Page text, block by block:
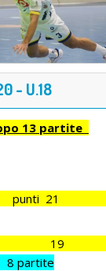
- U.18
13 partite
punti 21
19